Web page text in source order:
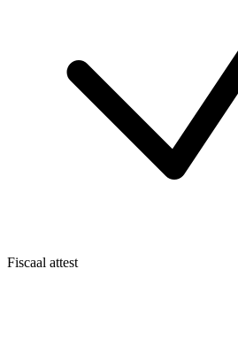
Fiscaal attest